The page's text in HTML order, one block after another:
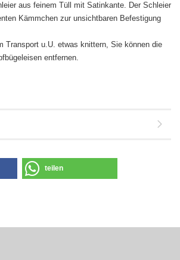
aus feinem Tüll mit Satinkante. Der Schleier
Kämmchen zur unsichtbaren Befestigung
Transport u.U. etwas knittern, Sie können die
entfernen.
teilen